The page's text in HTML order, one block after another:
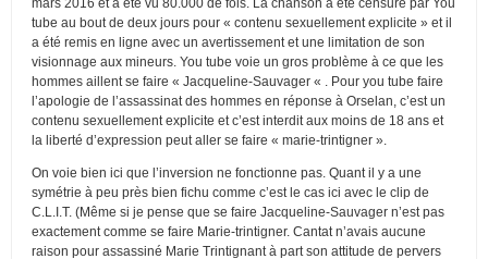
tube au bout de deux jours pour « contenu sexuellement explicite » et il
a été remis en ligne avec un avertissement et une limitation de son
visionnage aux mineurs. You tube voie un gros problème à ce que les
hommes aillent se faire « Jacqueline-Sauvager « . Pour you tube faire
l’apologie de l’assassinat des hommes en réponse à Orselan, c’est un
contenu sexuellement explicite et c’est interdit aux moins de 18 ans et
la liberté d’expression peut aller se faire « marie-trintigner ».
On voie bien ici que l’inversion ne fonctionne pas. Quant il y a une
symétrie à peu près bien fichu comme c’est le cas ici avec le clip de
C.L.I.T. (Même si je pense que se faire Jacqueline-Sauvager n’est pas
exactement comme se faire Marie-trintigner. Cantat n’avais aucune
raison pour assassiné Marie Trintignant à part son attitude de pervers